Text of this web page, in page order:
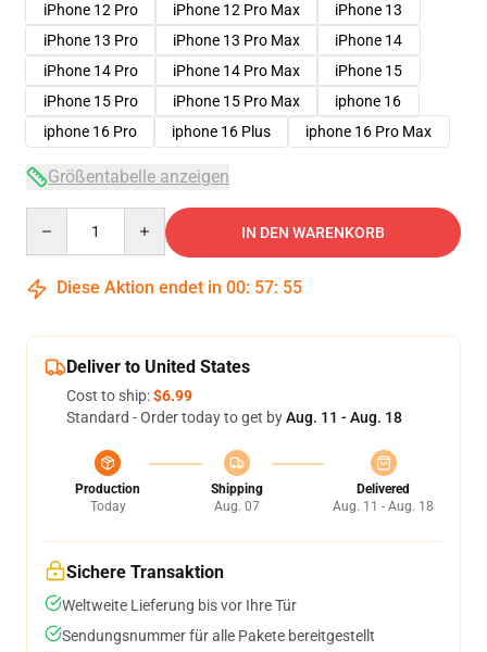
iPhone 12 Pro
iPhone 12 Pro Max
iPhone 13
iPhone 13 Pro
iPhone 13 Pro Max
iPhone 14
iPhone 14 Pro
iPhone 14 Pro Max
iPhone 15
iPhone 15 Pro
iPhone 15 Pro Max
iphone 16
iphone 16 Pro
iphone 16 Plus iphone 16 Pro Max
Größentabelle anzeigen
IN DEN WARENKORB
Diese Aktion endet in 00: 57: 54
Deliver to United States
Cost to ship:$6.99
Standard - Order today to get byAug. 11 - Aug. 18
Production
Today
Shipping
Aug. 07
Delivered
Aug. 11 - Aug. 18
Sichere Transaktion
Weltweite Lieferung bis vor Ihre Tür
Sendungsnummer für alle Pakete bereitgestellt